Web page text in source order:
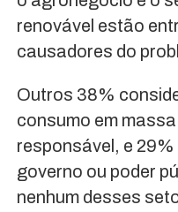
renovável estão
causadores do
Outros 38%
consumo em massa
responsável, e
governo ou poder
nenhum desses